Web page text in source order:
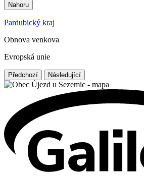
Nahoru
Pardubický kraj
Obnova venkova
Evropská unie
Předchozí Následující